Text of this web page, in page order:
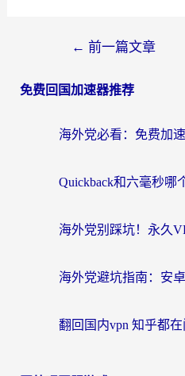
← 前一篇文章
免费回国加速器推荐